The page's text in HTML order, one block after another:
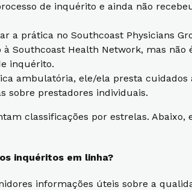
de inquérito e ainda não
a prática no Southcoast Physicians
Southcoast Health Network, mas não
inquérito.
ambulatória, ele/ela presta
sobre prestadores individuais.
classificações por estrelas.
inquéritos em linha?
informações úteis sobre a